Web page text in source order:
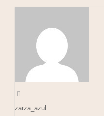
zarza_azul